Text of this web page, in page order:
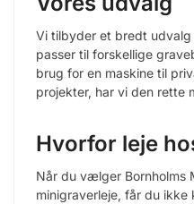
Vi tilbyder et bredt
passer til forskellige
brug for en maskine til
projekter, har vi den rette
Hvorfor leje
Når du vælger Bornholms
minigraverleje, får du ikke